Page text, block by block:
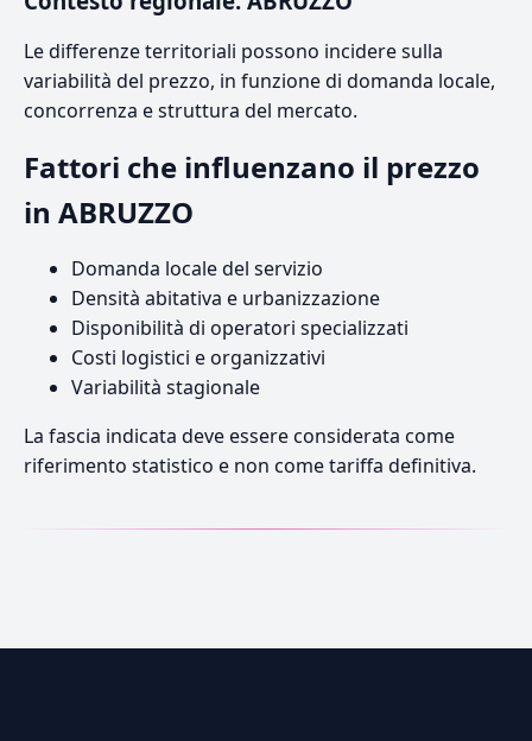
Le differenze territoriali possono incidere sulla
variabilità del prezzo, in funzione di domanda locale,
concorrenza e struttura del mercato.
Fattori che influenzano il prezzo
in ABRUZZO
Domanda locale del servizio
Densità abitativa e urbanizzazione
Disponibilità di operatori specializzati
Costi logistici e organizzativi
Variabilità stagionale
La fascia indicata deve essere considerata come
riferimento statistico e non come tariffa definitiva.